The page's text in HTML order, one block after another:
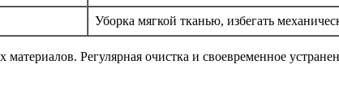
Уборка мягкой тканью, избегать
Регулярная очистка и своевременное